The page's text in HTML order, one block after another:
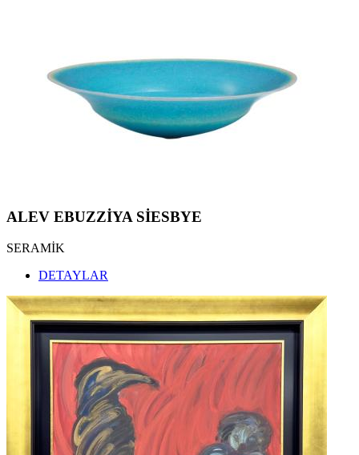
ALEV EBUZZİYA SİESBYE
SERAMİK
DETAYLAR